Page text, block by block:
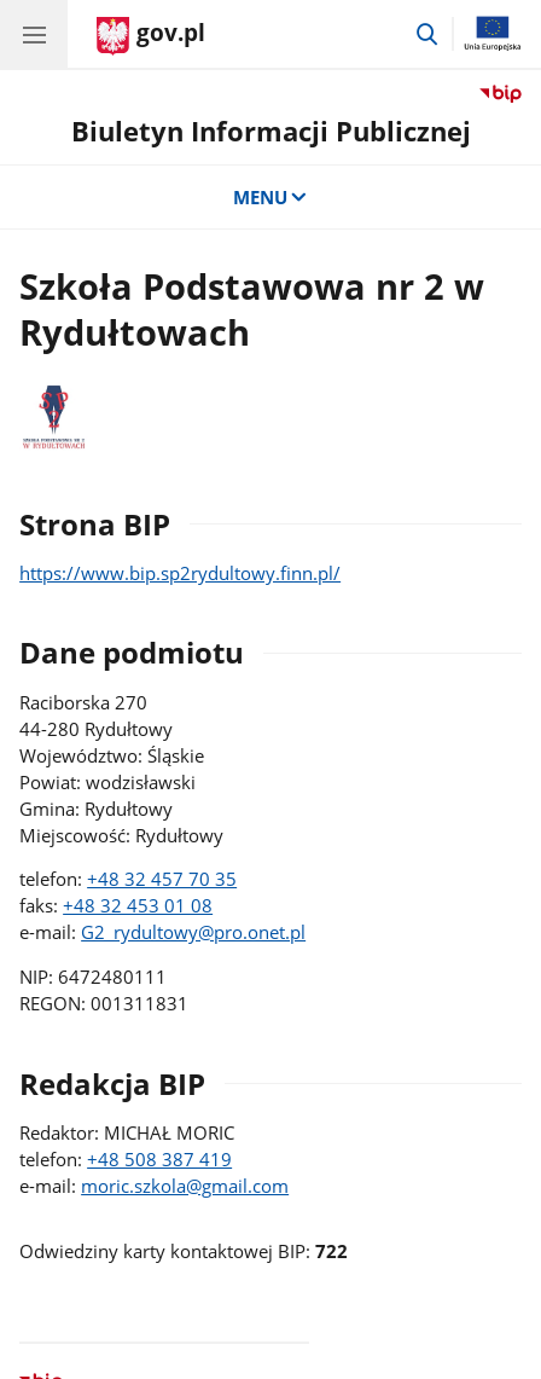
gov.pl
przejdź
Biuletyn Informacji Publicznej
MENU
Szkoła Podstawowa nr 2 w
Rydułtowach
Strona BIP
https://www.bip.sp2rydultowy.finn.pl/
Dane podmiotu
Raciborska 270
44-280 Rydułtowy
Województwo: Śląskie
Powiat: wodzisławski
Gmina: Rydułtowy
Miejscowość: Rydułtowy
telefon:+48 32 457 70 35
faks:+48 32 453 01 08
e-mail: G2_rydultowy@pro.onet.pl
NIP: 6472480111
REGON: 001311831
Redakcja BIP
Redaktor: MICHAŁ MORIC
telefon:+48 508 387 419
e-mail: moric.szkola@gmail.com
Odwiedziny karty kontaktowej BIP:722